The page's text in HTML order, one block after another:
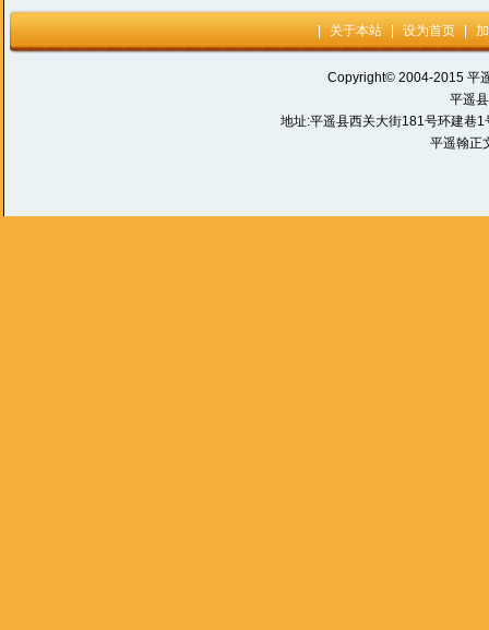
关于本站 设为首页
Copyright© 2004-2015 平
平遥
地址:平遥县西关大街181号环建
平遥翰正